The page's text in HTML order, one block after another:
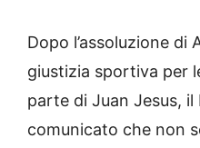
Dopo l’assoluzione di
giustizia sportiva per
parte di Juan Jesus,
comunicato che non